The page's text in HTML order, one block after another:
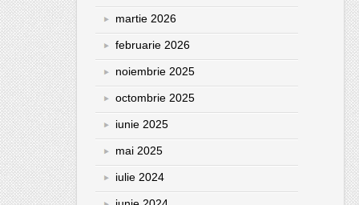
martie 2026
februarie 2026
noiembrie 2025
octombrie 2025
iunie 2025
mai 2025
iulie 2024